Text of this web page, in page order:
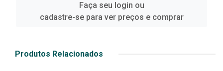
Faça seu login ou
cadastre-se para ver preços e comprar
Produtos Relacionados